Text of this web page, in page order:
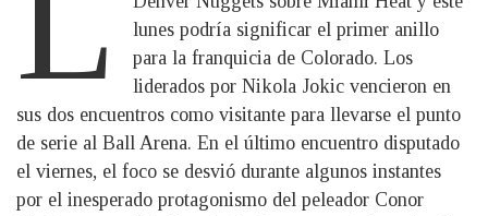
lunes podría significar el primer anillo
para la franquicia de Colorado. Los
liderados por Nikola Jokic vencieron en
sus dos encuentros como visitante para llevarse el punto
de serie al Ball Arena. En el último encuentro disputado
el viernes, el foco se desvió durante algunos instantes
por el inesperado protagonismo del peleador Conor